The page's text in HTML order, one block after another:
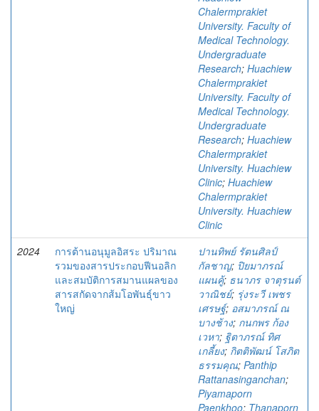
Chalermprakiet
University. Faculty of
Medical Technology.
Undergraduate
Research; Huachiew
Chalermprakiet
University. Faculty of
Medical Technology.
Undergraduate
Research; Huachiew
Chalermprakiet
University. Huachiew
Clinic; Huachiew
Chalermprakiet
University. Huachiew
Clinic
2024
การต้านอนุมูลอิสระ ปริมาณ
รวมของสารประกอบฟีนอลิก
และสมบัติการสมานแผลของ
สารสกัดจากส้มโอพันธุ์ขาว
ใหญ่
ปานทิพย์ รัตนศิลป์
กัลชาญ; ปิยมาภรณ์
แผนคู้; ธนาภร จาตุรนต์
วาณิชย์; รุ่งระวี เพชร
เศรษฐ์; อสมาภรณ์ ณ
บางช้าง; กนกพร ก้อง
เวหา; ฐิตาภรณ์ ทิศ
เกลี้ยง; กิตติพัฒน์ โสภิต
ธรรมคุณ; Panthip
Rattanasinganchan;
Piyamaporn
Paenkhoo; Thanaporn